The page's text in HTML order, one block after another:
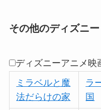
その他のディズニ
ディズニーアニメ映
ミラベルと魔
法だらけの家
ラ
国